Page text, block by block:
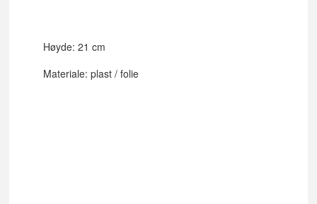
Høyde: 21 cm
Materiale: plast / folie